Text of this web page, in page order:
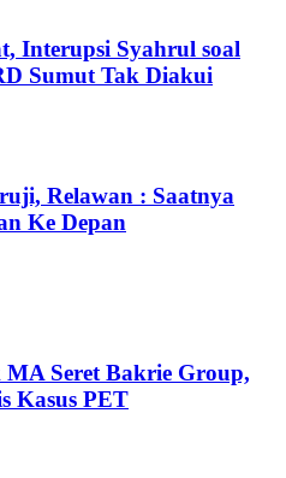
Interupsi Syahrul soal
Sumut Tak Diakui
Relawan : Saatnya
Ke Depan
Seret Bakrie Group,
Kasus PET